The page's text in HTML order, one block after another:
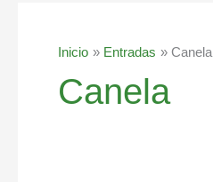
Inicio Entradas Canela
Canela